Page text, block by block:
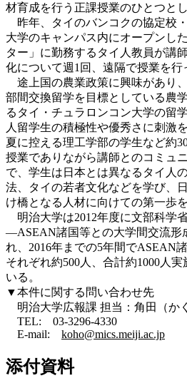
材育成を行う正課授業のひとつと
昨年、タイのバンコクの協定校
大学のキャンパス内にオープンし
ター」に勤務するタイ人教員が講
化について週1回、遠隔で授業を行
途上国の農業政策に興味があり
部間交換留学を目標としている農
るタイ・チュラロンコン大学の留
人留学生の積極性や優秀さに刺激
夏に控える理工学部の学生など約
授業でありながら講師とのコミュ
で、学生は日本とは異なるタイ人
法、タイの若者文化などを学び、
け橋となる人材に向けての第一歩
明治大学は2012年度に文部科学
―ASEAN諸国等との大学間交流形
れ、2016年までの5年間でASEAN
それぞれ約500人、合計約1000人
いる。
▼本件に関する問い合わせ先
明治大学広報課 担当：角田（
TEL: 03-3296-4330
E-mail: koho@mics.meiji.ac.jp
添付資料